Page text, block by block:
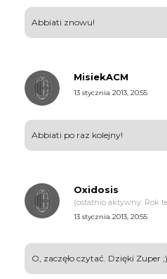
Abbiati znowu!
MisiekACM
13 stycznia 2013, 20:55
Abbiati po raz kolejny!
Oxidosis
(ostatnio aktywny: Rok
13 stycznia 2013, 20:55
O, zaczęło czytać. Dzięki Zuper ;)